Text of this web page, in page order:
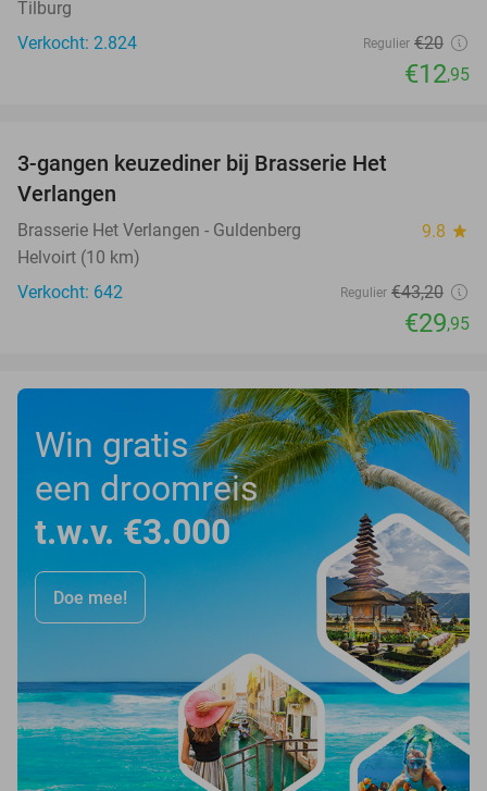
Tilburg
Verkocht: 2.824
Regulier €20
€12,95
3-gangen keuzediner bij Brasserie Het
Verlangen
Brasserie Het Verlangen - Guldenberg 9.8 star
Helvoirt (10 km)
Verkocht: 642
Regulier €43,20
€29,95
Win gratis
een droomreis
t.w.v. €3.000
Doe mee!